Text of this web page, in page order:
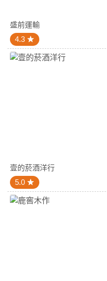
盛前運輸
4.3
壹的菸酒洋行
5.0